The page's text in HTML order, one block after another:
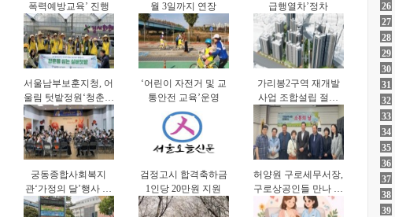
폭력예방교육’ 진행
월 3일까지 연장
급행열차’정차
서울남부보훈지청, 어
울림 텃밭정원‘청춘을
심는 실버 텃밭’진행
‘어린이 자전거 및 교
통안전 교육’운영
가리봉2구역 재개발
사업 조합설립 절차
본격화
궁동종합사회복지
관‘가정의 달’행사 진
행
검정고시 합격축하금
1인당 20만원 지원
허양원 구로세무서장,
구로상공인들 만나 애
로∙건의사항 청취
26
27
28
29
30
31
32
33
34
35
36
37
38
39